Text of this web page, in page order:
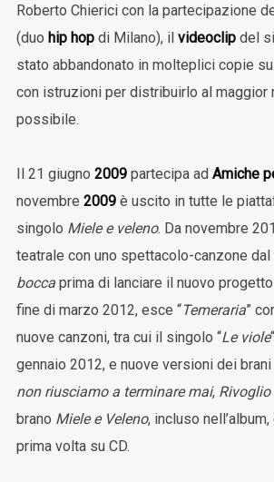
Roberto Chierici con la partecipazione
(duo hip hopdi Milano), il videoclipdel
stato abbandonato in molteplici copie
con istruzioni per distribuirlo al maggior
possibile.
Il 21 giugno 2009partecipa ad Amiche
novembre 2009è uscito in tutte le
singolo Miele e veleno. Da novembre
teatrale con uno spettacolo-canzone
boccaprima di lanciare il nuovo
fine di marzo 2012, esce “Temeraria”
nuove canzoni, tra cui il singolo “Le viole
gennaio 2012, e nuove versioni dei brani
non riusciamo a terminare mai,
brano Miele e Veleno, incluso
prima volta su CD.